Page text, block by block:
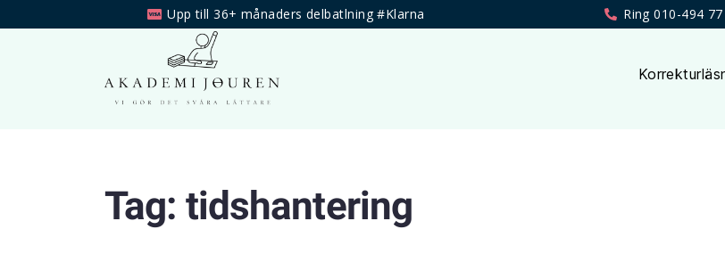
Upp till 36+ månaders delbatlning #Klarna Ring 010-494
Tag: tidshantering